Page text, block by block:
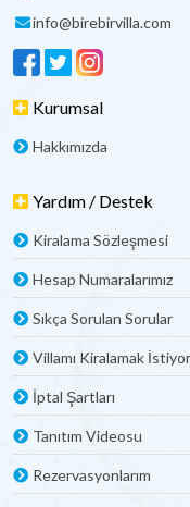
info@birebirvilla.com
Kurumsal
Hakkımızda
Yardım / Destek
Kiralama Sözleşmesi
Hesap Numaralarımız
Sıkça Sorulan Sorular
Villamı Kiralamak
İptal Şartları
Tanıtım Videosu
Rezervasyonlarım